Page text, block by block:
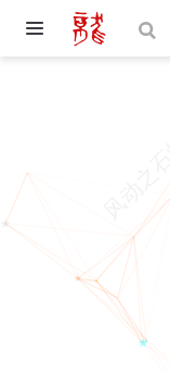
Skip to main content